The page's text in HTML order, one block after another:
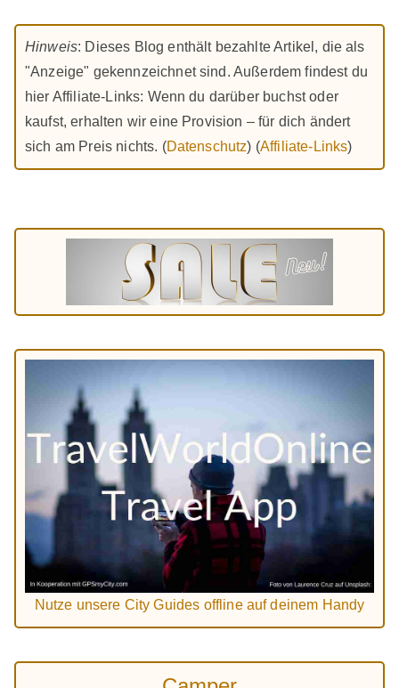
Hinweis: Dieses Blog enthält bezahlte Artikel, die als
"Anzeige" gekennzeichnet sind. Außerdem findest du
hier Affiliate-Links: Wenn du darüber buchst oder
kaufst, erhalten wir eine Provision – für dich ändert
sich am Preis nichts. (Datenschutz) (Affiliate-Links)
Nutze unsere City Guides offline auf deinem Handy